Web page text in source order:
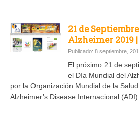
21 de
Alzheimer 2019
Publicado: 8 septiembre,
El próximo 21 de
el Día Mundial del
por la Organización Mundial de la
Alzheimer’s Disease Internacional